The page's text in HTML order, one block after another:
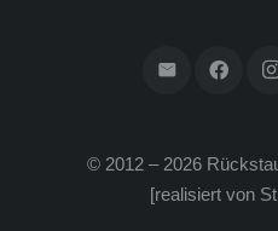
© 2012 – 2026
[rea­li­siert von